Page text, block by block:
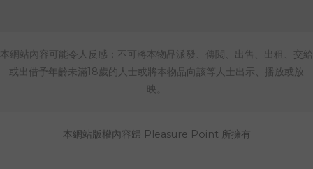
本網站內容可能令人反感；不可將本物品派發、傳閱、出售、出租、交給
或出借予年齡未滿18歲的人士或將本物品向該等人士出示、播放或放
映。
本網站版權內容歸 Pleasure Point 所擁有